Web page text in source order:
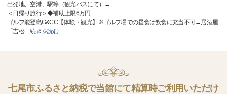
出発地、空港、駅等（観光バスにて）→
＜日帰り旅行＞◆補助上限6万円
ゴルフ能登島G&CC【体験・観光】※ゴルフ場での昼食は飲食に充当不可→居酒屋
「吉松…続きを読む
七尾市ふるさと納税で当館にて精算時ご利用いただけ